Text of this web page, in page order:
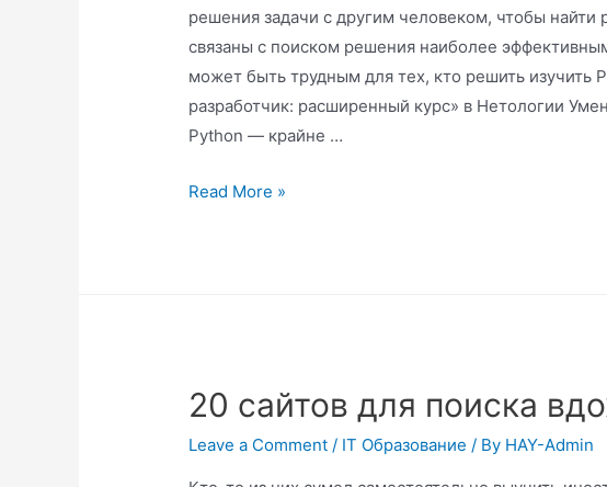
решения задачи с другим человеком, чтобы
связаны с поиском решения наиболее
может быть трудным для тех, кто решить изучить
разработчик: расширенный курс» в Нетологии
Python — крайне …
Read More »
20 сайтов для поиска
Leave a Comment / IT Образование / By HAY-Admin